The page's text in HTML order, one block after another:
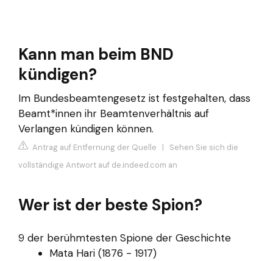
Kann man beim BND
kündigen?
Im Bundesbeamtengesetz ist festgehalten, dass
Beamt*innen ihr Beamtenverhältnis auf
Verlangen kündigen können.
Antrag auf Entfernung der Quelle | Sehen Sie sich die
vollständige Antwort auf de.indeed.com an
Wer ist der beste Spion?
9 der berühmtesten Spione der Geschichte
Mata Hari (1876 - 1917)